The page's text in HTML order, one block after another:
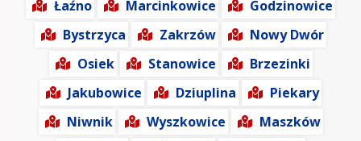
Łaźno
Marcinkowice
Godzinowice
Bystrzyca
Zakrzów
Nowy Dwór
Osiek
Stanowice
Brzezinki
Jakubowice
Dziuplina
Piekary
Niwnik
Wyszkowice
Maszków